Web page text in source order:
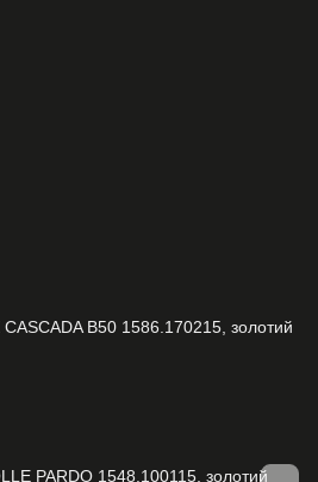
B50 1586.170215, золотий